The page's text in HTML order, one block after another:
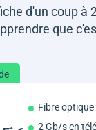
d'un coup
que
Fibre optique
2 Gb/s en